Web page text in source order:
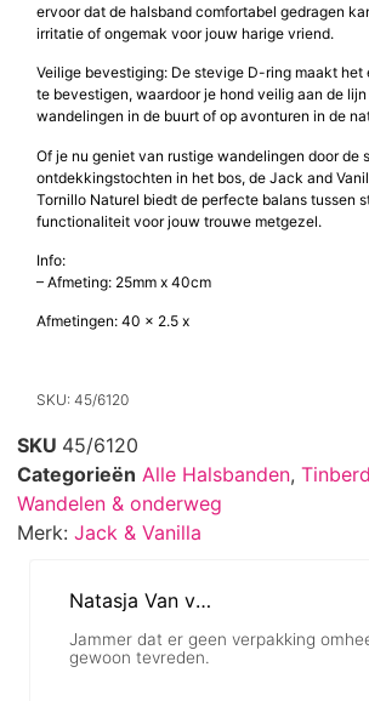
ervoor dat de halsband comfortabel gedragen
irritatie of ongemak voor jouw harige vriend.
Veilige bevestiging: De stevige D-ring maakt het
te bevestigen, waardoor je hond veilig aan de
wandelingen in de buurt of op avonturen in de
Of je nu geniet van rustige wandelingen door de
ontdekkingstochten in het bos, de Jack and
Tornillo Naturel biedt de perfecte balans tussen
functionaliteit voor jouw trouwe metgezel.
Info:
– Afmeting: 25mm x 40cm
Afmetingen: 40 x 2.5 x
SKU: 45/6120
SKU 45/6120
Categorieën Alle Halsbanden,
Wandelen & onderweg
Merk: Jack & Vanilla